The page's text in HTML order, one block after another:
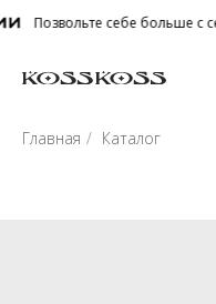
Позвольте себе больше с
Главная / Каталог